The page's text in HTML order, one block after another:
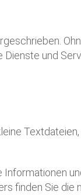
Dienste und
finden Sie die